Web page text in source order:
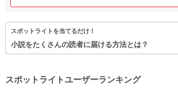
スポットライトを当てるだけ！
小説をたくさんの読者に届ける方法とは？
スポットライトユーザーランキング